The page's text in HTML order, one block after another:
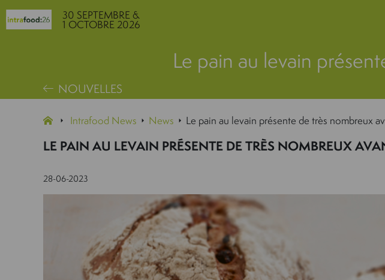
30 SEPTEMBRE &
1 OCTOBRE 2026
Le pain au levain
NOUVELLES
Intrafood News News Le pain au levain présente de très nombreux
LE PAIN AU LEVAIN PRÉSENTE DE TRÈS NOMBREUX
28-06-2023